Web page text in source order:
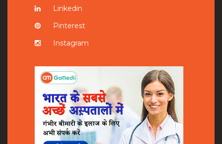
Linkedin
Pinterest
Instagram